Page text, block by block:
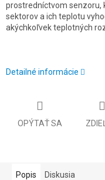
prostredníctvom senzoru,
sektorov a ich teplotu
akýchkoľvek teplotných
Detailné informácie
OPÝTAŤ SA
Popis Diskusia